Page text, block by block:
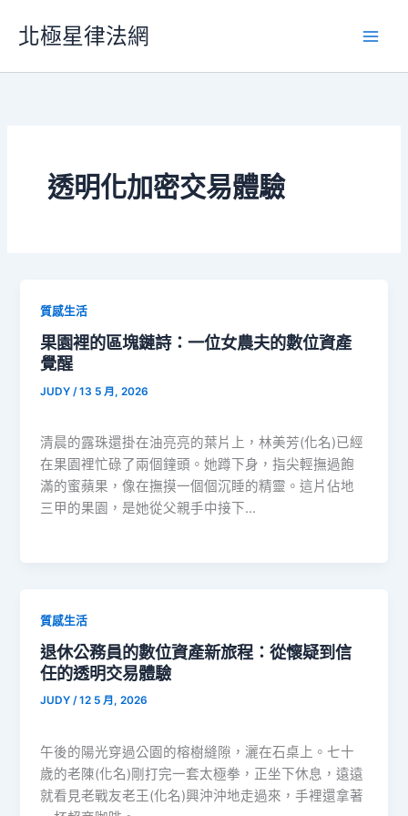
要
北極星律法網
透明化加密交易體驗
質感生活
果園裡的區塊鏈詩：一位女農夫的數位資產
覺醒
JUDY /13 5 月, 2026
清晨的露珠還掛在油亮亮的葉片上，林美芳(化名)已經
在果園裡忙碌了兩個鐘頭。她蹲下身，指尖輕撫過飽
滿的蜜蘋果，像在撫摸一個個沉睡的精靈。這片佔地
三甲的果園，是她從父親手中接下…
質感生活
退休公務員的數位資產新旅程：從懷疑到信
任的透明交易體驗
JUDY/12 5 月, 2026
午後的陽光穿過公園的榕樹縫隙，灑在石桌上。七十
歲的老陳(化名)剛打完一套太極拳，正坐下休息，遠遠
就看見老戰友老王(化名)興沖沖地走過來，手裡還拿著